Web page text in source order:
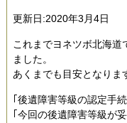
更新日:2020年3月4日
これまでヨネツボ北海道
ました。
あくまでも目安となりま
｢後遺障害等級の認定手
｢今回の後遺障害等級が